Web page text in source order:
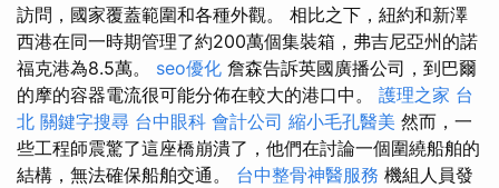
訪問，國家覆蓋範圍和各種外觀。 相比之下，紐約和新澤
西港在同一時期管理了約200萬個集裝箱，弗吉尼亞州的諾
福克港為8.5萬。 seo優化 詹森告訴英國廣播公司，到巴爾
的摩的容器電流很可能分佈在較大的港口中。 護理之家 台
北 關鍵字搜尋 台中眼科 會計公司 縮小毛孔醫美 然而，一
些工程師震驚了這座橋崩潰了，他們在討論一個圍繞船舶的
結構，無法確保船舶交通。 台中整骨神醫服務 機組人員發